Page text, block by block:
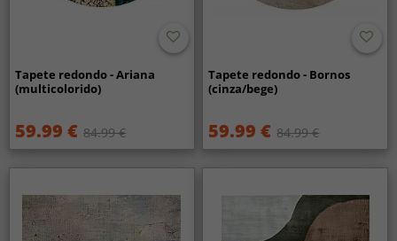
Tapete redondo - Ariana
(multicolorido)
59.99 € 84.99 €
Tapete redondo - Bornos
(cinza/bege)
59.99 € 84.99 €